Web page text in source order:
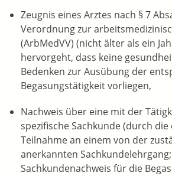
Zeugnis eines Arztes nach § 7
Verordnung zur
(ArbMedVV) (nicht älter als ein
hervorgeht, dass keine
Bedenken zur Ausübung der
Begasungstätigkeit vorliegen,
Nachweis über eine mit der
spezifische Sachkunde (durch
Teilnahme an einem von der
anerkannten Sachkundelehrgang;
Sachkundenachweis für die